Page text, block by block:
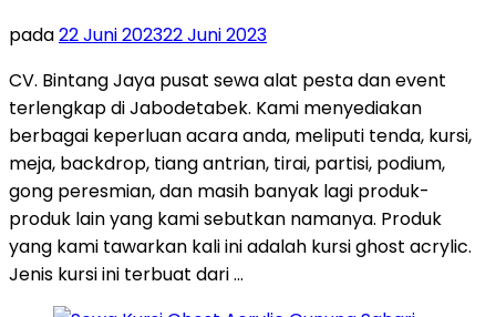
pada22 Juni 202322 Juni 2023
CV. Bintang Jaya pusat sewa alat pesta dan event
terlengkap di Jabodetabek. Kami menyediakan
berbagai keperluan acara anda, meliputi tenda, kursi,
meja, backdrop, tiang antrian, tirai, partisi, podium,
gong peresmian, dan masih banyak lagi produk-
produk lain yang kami sebutkan namanya. Produk
yang kami tawarkan kali ini adalah kursi ghost acrylic.
Jenis kursi ini terbuat dari …